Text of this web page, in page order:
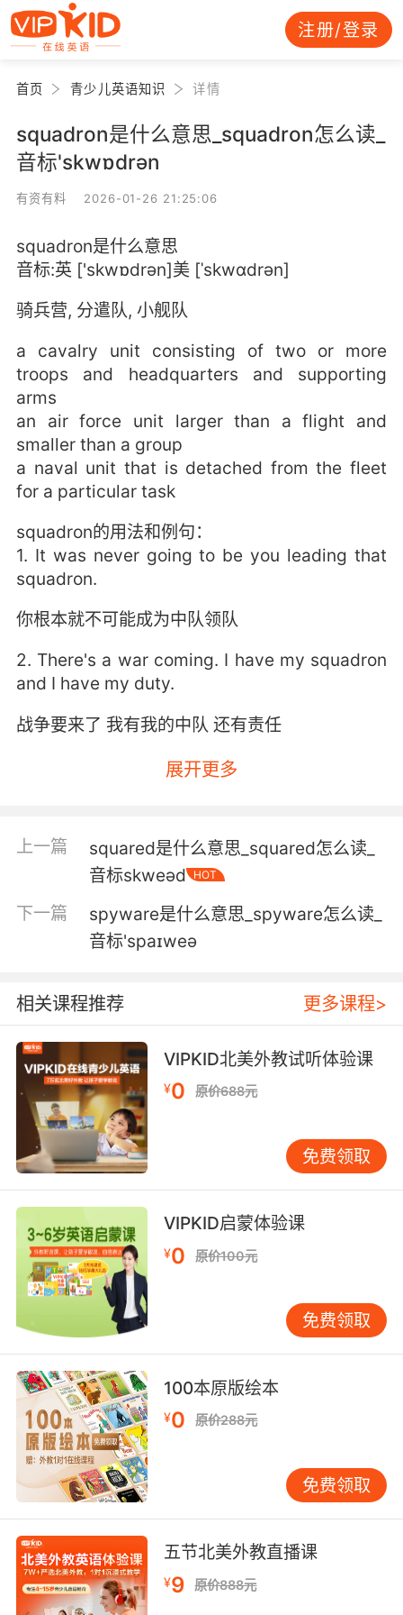
注册/登录
首页 青少儿英语知识 详情
squadron是什么意思_squadron怎么读_
音标'skwɒdrən
有资有料 2026-01-26 21:25:06
squadron是什么意思
音标:英 ['skwɒdrən]美 [ˈskwɑdrən]
骑兵营, 分遣队, 小舰队
a cavalry unit consisting of two or more
troops and headquarters and supporting
arms
an air force unit larger than a flight and
smaller than a group
a naval unit that is detached from the fleet
for a particular task
squadron的用法和例句：
1. It was never going to be you leading that
squadron.
你根本就不可能成为中队领队
2. There's a war coming. I have my squadron
and I have my duty.
战争要来了 我有我的中队 还有责任
3. squadron 14, armor up, you're in the lead.
4. Colonel, all squadrons are locked on target.
上校 全体中队已锁定目标
5. I'm not sending the squadron out there
without their commander.
我不会让我的中队在没指挥官的情况下去战斗的
6. On the way through, you should send a
death squadron.
来的路上 你该先派一只死亡分舰队[星战梗]
7. The squadron has appointed an
investigating officer.
8. The squadron will be operational when I'm
satisfied.
等我满意了 中队就可以行动了
303.
我们的303中队将不胜荣幸
10. You know, I can have a squadron of
soldiers here in minutes.
我可以在几分钟内召集一个中队的士兵来这
展开更多
上一篇
squared是什么意思_squared怎么读_
音标skweəd
HOT
下一篇
spyware是什么意思_spyware怎么读_
音标'spaɪweə
相关课程推荐 更多课程>
VIPKID北美外教试听体验课
¥0 原价688元
免费领取
VIPKID启蒙体验课
¥0 原价100元
免费领取
100本原版绘本
¥0 原价288元
免费领取
五节北美外教直播课
¥9 原价888元